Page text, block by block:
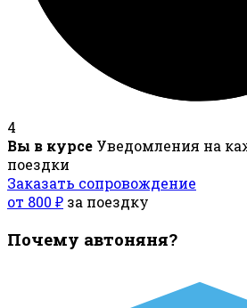
4
Вы в курсе Уведомления на
поездки
Заказать сопровождение
от 800 ₽ за поездку
Почему автоняня?